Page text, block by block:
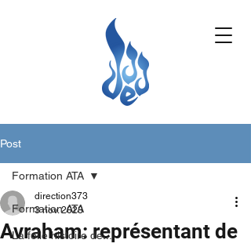
Post
Formation ATA
La folle histoire de...
Formation ATA
Avraham: représentant de
direction373
3 nov. 2023